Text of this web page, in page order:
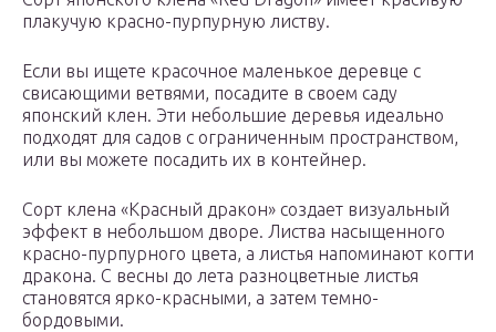
плакучую красно-пурпурную листву.
Если вы ищете красочное маленькое деревце с
свисающими ветвями, посадите в своем саду
японский клен. Эти небольшие деревья идеально
подходят для садов с ограниченным пространством,
или вы можете посадить их в контейнер.
Сорт клена «Красный дракон» создает визуальный
эффект в небольшом дворе. Листва насыщенного
красно-пурпурного цвета, а листья напоминают когти
дракона. С весны до лета разноцветные листья
становятся ярко-красными, а затем темно-
бордовыми.